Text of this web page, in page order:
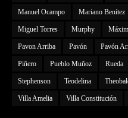
Manuel Ocampo Mariano Benítez
Miguel Torres Murphy
Pavon Arriba Pavón Pavón
Piñero Pueblo Muñoz Rueda
Stephenson Teodelina
Villa Amelia Villa Constitución